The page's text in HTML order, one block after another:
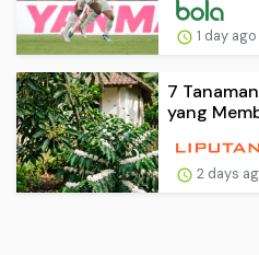
1 day ago
7
yang
2 days